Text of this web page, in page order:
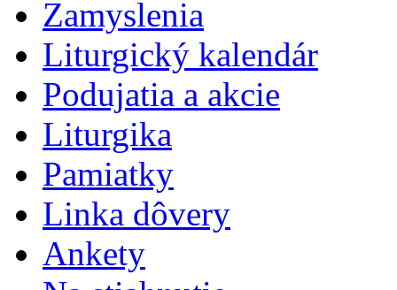
Zamyslenia
Liturgický kalendár
Podujatia a akcie
Liturgika
Pamiatky
Linka dôvery
Ankety